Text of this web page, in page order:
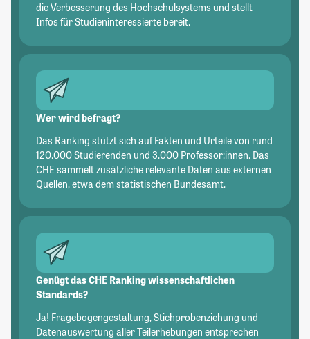
die Verbesserung des Hochschulsystems und stellt
Infos für Studieninteressierte bereit.
Wer wird befragt?
Das Ranking stützt sich auf Fakten und Urteile von rund
120.000 Studierenden und 3.000 Professor:innen. Das
CHE sammelt zusätzliche relevante Daten aus externen
Quellen, etwa dem statistischen Bundesamt.
Genügt das CHE Ranking wissenschaftlichen
Standards?
Ja! Fragebogengestaltung, Stichprobenziehung und
Datenauswertung aller Teilerhebungen entsprechen